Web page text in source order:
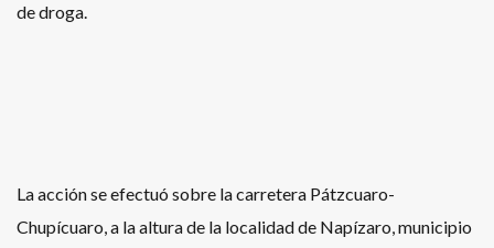
de droga.
La acción se efectuó sobre la carretera Pátzcuaro-
Chupícuaro, a la altura de la localidad de Napízaro, municipio